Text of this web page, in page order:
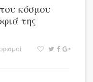
κόσμου
της